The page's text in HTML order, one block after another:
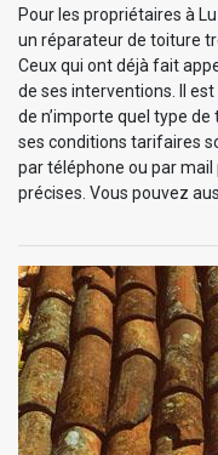
Pour les propriétaires à
un réparateur de toiture
Ceux qui ont déjà fait
de ses interventions. Il
de n’importe quel type
ses conditions tarifaires
par téléphone ou par
précises. Vous pouvez